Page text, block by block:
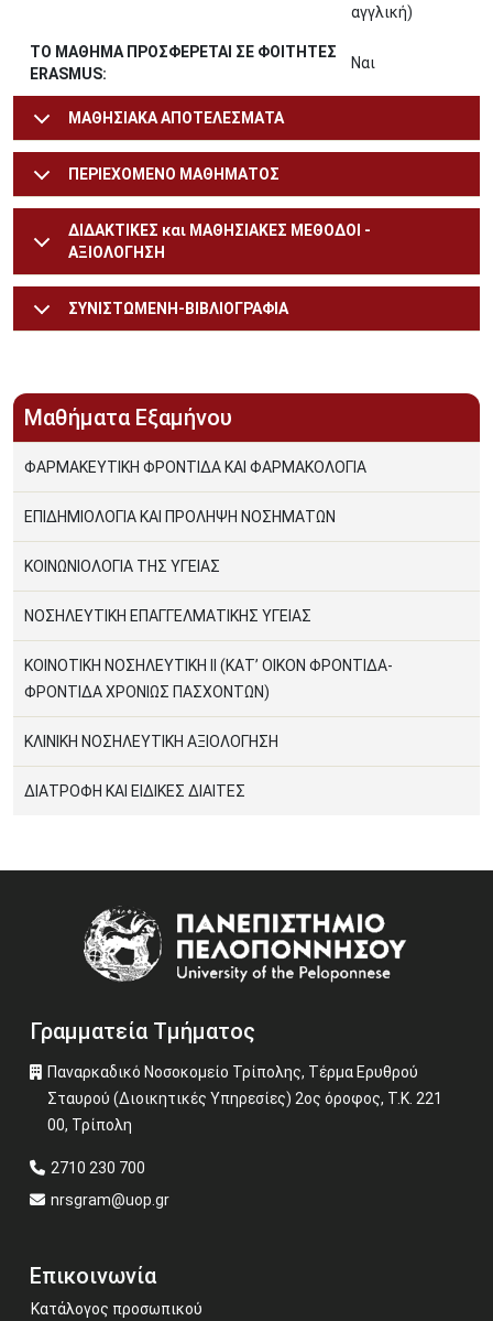
αγγλική)
ΤΟ ΜΑΘΗΜΑ ΠΡΟΣΦΕΡΕΤΑΙ ΣΕ ΦΟΙΤΗΤΕΣ
ERASMUS:
Ναι
ΜΑΘΗΣΙΑΚΑ ΑΠΟΤΕΛΕΣΜΑΤΑ
ΠΕΡΙΕΧΟΜΕΝΟ ΜΑΘΗΜΑΤΟΣ
ΔΙΔΑΚΤΙΚΕΣ και ΜΑΘΗΣΙΑΚΕΣ ΜΕΘΟΔΟΙ -
ΑΞΙΟΛΟΓΗΣΗ
ΣΥΝΙΣΤΩΜΕΝΗ-ΒΙΒΛΙΟΓΡΑΦΙΑ
Μαθήματα Εξαμήνου
ΦΑΡΜΑΚΕΥΤΙΚΗ ΦΡΟΝΤΙΔΑ ΚΑΙ ΦΑΡΜΑΚΟΛΟΓΙΑ
ΕΠΙΔΗΜΙΟΛΟΓΙΑ ΚΑΙ ΠΡΟΛΗΨΗ ΝΟΣΗΜΑΤΩΝ
ΚΟΙΝΩΝΙΟΛΟΓΙΑ ΤΗΣ ΥΓΕΙΑΣ
ΝΟΣΗΛΕΥΤΙΚΗ ΕΠΑΓΓΕΛΜΑΤΙΚΗΣ ΥΓΕΙΑΣ
ΚΟΙΝΟΤΙΚΗ ΝΟΣΗΛΕΥΤΙΚΗ ΙΙ (ΚΑΤ’ ΟΙΚΟΝ ΦΡΟΝΤΙΔΑ-
ΦΡΟΝΤΙΔΑ ΧΡΟΝΙΩΣ ΠΑΣΧΟΝΤΩΝ)
ΚΛΙΝΙΚΗ ΝΟΣΗΛΕΥΤΙΚΗ ΑΞΙΟΛΟΓΗΣΗ
ΔΙΑΤΡΟΦΗ ΚΑΙ ΕΙΔΙΚΕΣ ΔΙΑΙΤΕΣ
Γραμματεία Τμήματος
Παναρκαδικό Νοσοκομείο Τρίπολης, Τέρμα Ερυθρού
Σταυρού (Διοικητικές Υπηρεσίες) 2ος όροφος, Τ.Κ. 221
00, Τρίπολη
2710 230 700
nrsgram@uop.gr
Επικοινωνία
Κατάλογος προσωπικού